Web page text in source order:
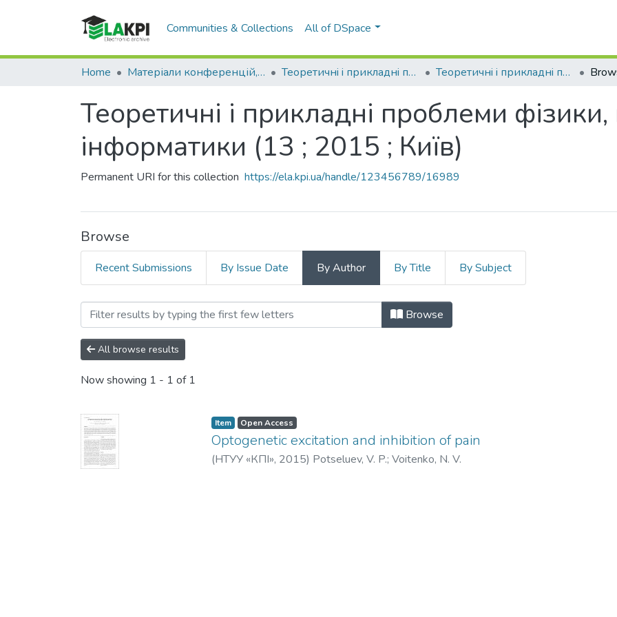
Communities & Collections All of DSpace
Home Матеріали конференцій, семінарів і т.п. Теоретичнi i прикладнi проблеми фiзики, математики та інформатики Теоретичнi i прикладнi проблеми фiзики, математики та інформатики (13 ; 2015 ; Київ)
Теоретичнi i прикладнi проблеми фiзики,
інформатики (13 ; 2015 ; Київ)
Permanent URI for this collection https://ela.kpi.ua/handle/123456789/16989
Browse
Recent Submissions By Issue Date By Author By Title By Subject
Browsing Теоретичнi i прикладнi проблеми фiзики,
Browse
All browse results
Now showing 1 - 1 of 1
Item Open Access
Optogenetic excitation and inhibition of pain
(НТУУ «КПІ», 2015) Potseluev, V. P.; Voitenko, N. V.